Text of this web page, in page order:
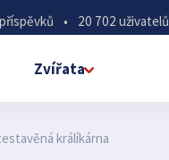
• 20 702 uživatelů
Zvířata
králíkárna